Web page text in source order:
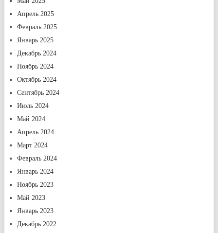
Апрель 2025
Февраль 2025
Январь 2025
Декабрь 2024
Ноябрь 2024
Октябрь 2024
Сентябрь 2024
Июль 2024
Май 2024
Апрель 2024
Март 2024
Февраль 2024
Январь 2024
Ноябрь 2023
Май 2023
Январь 2023
Декабрь 2022